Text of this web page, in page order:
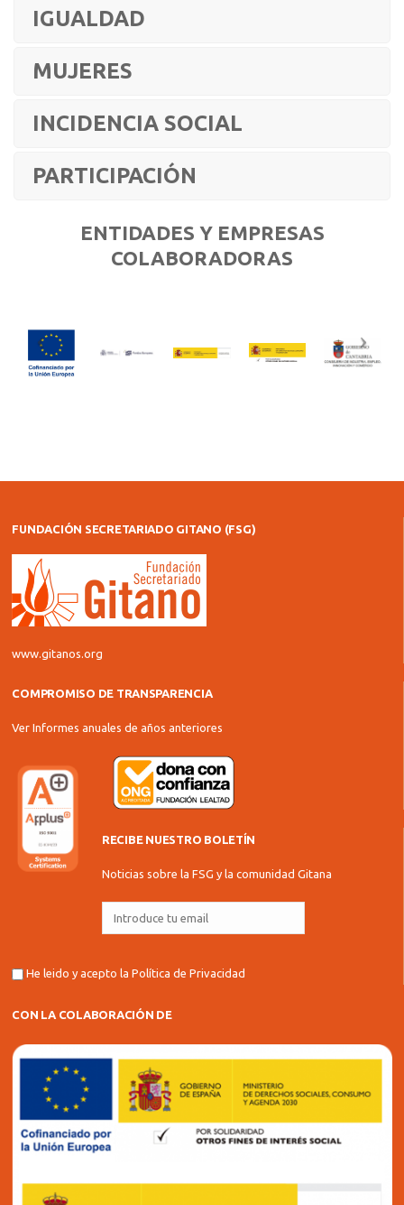
IGUALDAD
MUJERES
INCIDENCIA SOCIAL
PARTICIPACIÓN
ENTIDADES Y EMPRESAS
COLABORADORAS
FUNDACIÓN SECRETARIADO GITANO (FSG)
www.gitanos.org
COMPROMISO DE TRANSPARENCIA
Ver Informes anuales de años anteriores
RECIBE NUESTRO BOLETÍN
Noticias sobre la FSG y la comunidad Gitana
He leido y acepto laPolítica de Privacidad
CON LA COLABORACIÓN DE